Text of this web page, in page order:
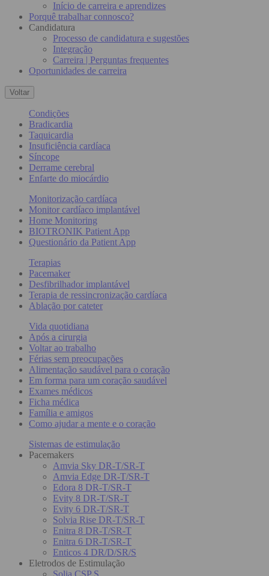
Início de carreira e aprendizes
Porquê trabalhar connosco?
Candidatura
Processo de candidatura e sugestões
Integração
Carreira | Perguntas frequentes
Oportunidades de carreira
Voltar
Condições
Bradicardia
Taquicardia
Insuficiência cardíaca
Síncope
Derrame cerebral
Enfarte do miocárdio
Monitorização cardíaca
Monitor cardíaco implantável
Home Monitoring
BIOTRONIK Patient App
Questionário da Patient App
Terapias
Pacemaker
Desfibrilhador implantável
Terapia de ressincronização cardíaca
Ablação por cateter
Vida quotidiana
Após a cirurgia
Voltar ao trabalho
Férias sem preocupações
Alimentação saudável para o coração
Em forma para um coração saudável
Exames médicos
Ficha médica
Família e amigos
Como ajudar a mente e o coração
Sistemas de estimulação
Pacemakers
Amvia Sky DR-T/SR-T
Amvia Edge DR-T/SR-T
Edora 8 DR-T/SR-T
Evity 8 DR-T/SR-T
Evity 6 DR-T/SR-T
Solvia Rise DR-T/SR-T
Enitra 8 DR-T/SR-T
Enitra 6 DR-T/SR-T
Enticos 4 DR/D/SR/S
Eletrodos de Estimulação
Solia CSP S